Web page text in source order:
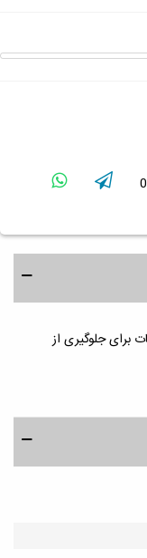
0
دی مات برای جلوگیری از